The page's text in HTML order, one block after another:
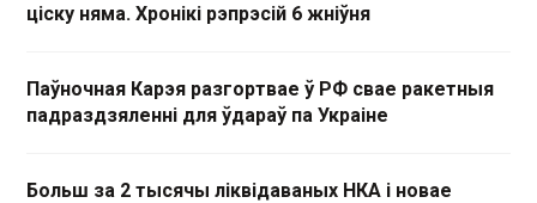
ціску няма. Хронікі рэпрэсій 6 жніўня
Паўночная Карэя разгортвае ў РФ свае ракетныя
падраздзяленні для ўдараў па Украіне
Больш за 2 тысячы ліквідаваных НКА і новае